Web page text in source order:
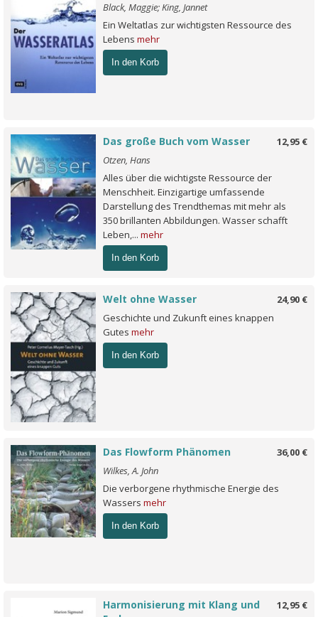
Black, Maggie; King, Jannet
Ein Weltatlas zur wichtigsten Ressource des
Lebens mehr
In den Korb
12,95 €
Das große Buch vom Wasser
Otzen, Hans
Alles über die wichtigste Ressource der
Menschheit. Einzigartige umfassende
Darstellung des Trendthemas mit mehr als
350 brillanten Abbildungen. Wasser schafft
Leben,... mehr
In den Korb
24,90 €
Welt ohne Wasser
Geschichte und Zukunft eines knappen
Gutes mehr
In den Korb
36,00 €
Das Flowform Phänomen
Wilkes, A. John
Die verborgene rhythmische Energie des
Wassers mehr
In den Korb
12,95 €
Harmonisierung mit Klang und